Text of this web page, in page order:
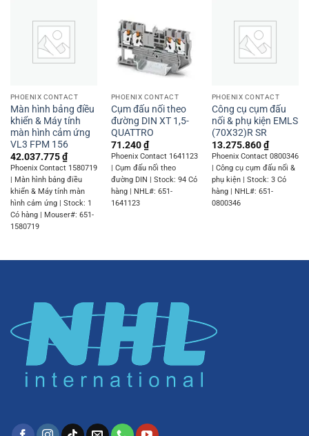
PHOENIX CONTACT
Màn hình bảng điều
khiển & Máy tính
màn hình cảm ứng
VL3 FPM 156
42.037.775₫
Phoenix Contact 1580719
| Màn hình bảng điều
khiển & Máy tính màn
hình cảm ứng | Stock: 1
Có hàng | Mouser#: 651-
1580719
PHOENIX CONTACT
Cụm đấu nối theo
đường DIN XT 1,5-
QUATTRO
71.240₫
Phoenix Contact 1641123
| Cụm đấu nối theo
đường DIN | Stock: 94 Có
hàng | NHL#: 651-
1641123
PHOENIX CONTACT
Công cụ cụm đấu
nối & phụ kiện EMLS
(70X32)R SR
13.275.860₫
Phoenix Contact 0800346
| Công cụ cụm đấu nối &
phụ kiện | Stock: 3 Có
hàng | NHL#: 651-
0800346